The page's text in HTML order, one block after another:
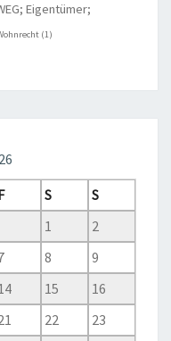
Eigentümer;
(1)
S
S
1
2
8
9
15
16
22
23